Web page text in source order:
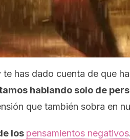
te has dado cuenta de que
hablando solo de
que también sobra en
los pensamientos negativos